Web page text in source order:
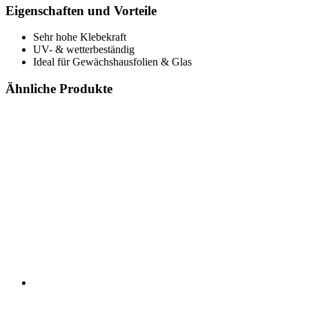
Eigenschaften und Vorteile
Sehr hohe Klebekraft
UV- & wetterbeständig
Ideal für Gewächshausfolien & Glas
Ähnliche Produkte